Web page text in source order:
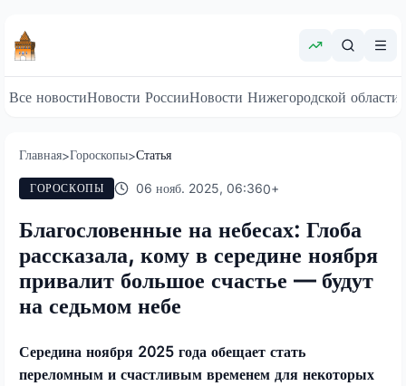
Все новостиНовости РоссииНовости Нижегородской области
Главная>Гороскопы>Статья
ГОРОСКОПЫ 06 нояб. 2025, 06:360+
Благословенные на небесах: Глоба
рассказала, кому в середине ноября
привалит большое счастье — будут
на седьмом небе
Середина ноября 2025 года обещает стать
переломным и счастливым временем для некоторых